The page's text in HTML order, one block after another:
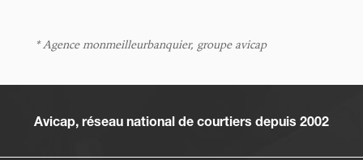
* Agence monmeilleurbanquier, groupe avicap
Avicap, réseau national de courtiers depuis 2002